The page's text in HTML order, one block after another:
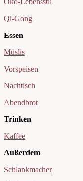
Qi-Gong
Essen
Müslis
Vorspeisen
Nachtisch
Abendbrot
Trinken
Kaffee
Außerdem
Schlankmacher